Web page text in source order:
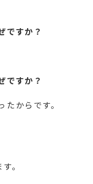
ですか？
ですか？
からです。
。